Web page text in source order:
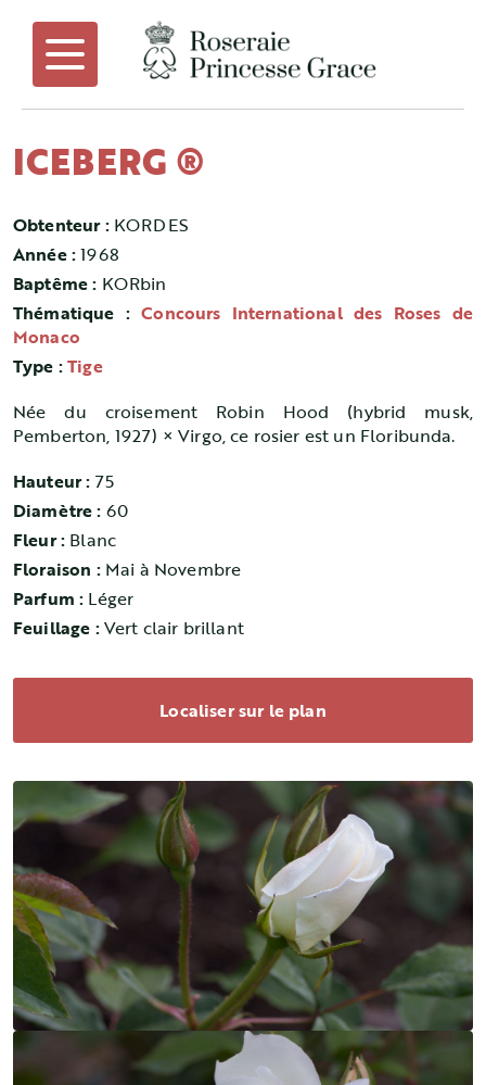
ICEBERG ®
Obtenteur : KORDES
Année :1968
Baptême : KORbin
Thématique :Concours International des Roses de
Monaco
Type :Tige
Née du croisement Robin Hood (hybrid musk,
Pemberton, 1927) × Virgo, ce rosier est un Floribunda.
Hauteur : 75
Diamètre : 60
Fleur : Blanc
Floraison : Mai à Novembre
Parfum : Léger
Feuillage :Vert clair brillant
Localiser sur le plan